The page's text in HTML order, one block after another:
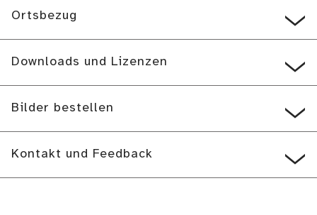
Ortsbezug
Downloads und Lizenzen
Bilder bestellen
Kontakt und Feedback